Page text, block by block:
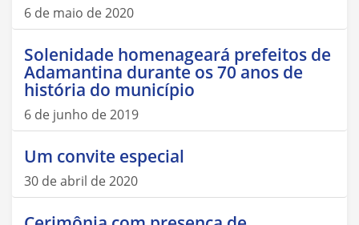
6 de maio de 2020
Solenidade homenageará prefeitos de
Adamantina durante os 70 anos de
história do município
6 de junho de 2019
Um convite especial
30 de abril de 2020